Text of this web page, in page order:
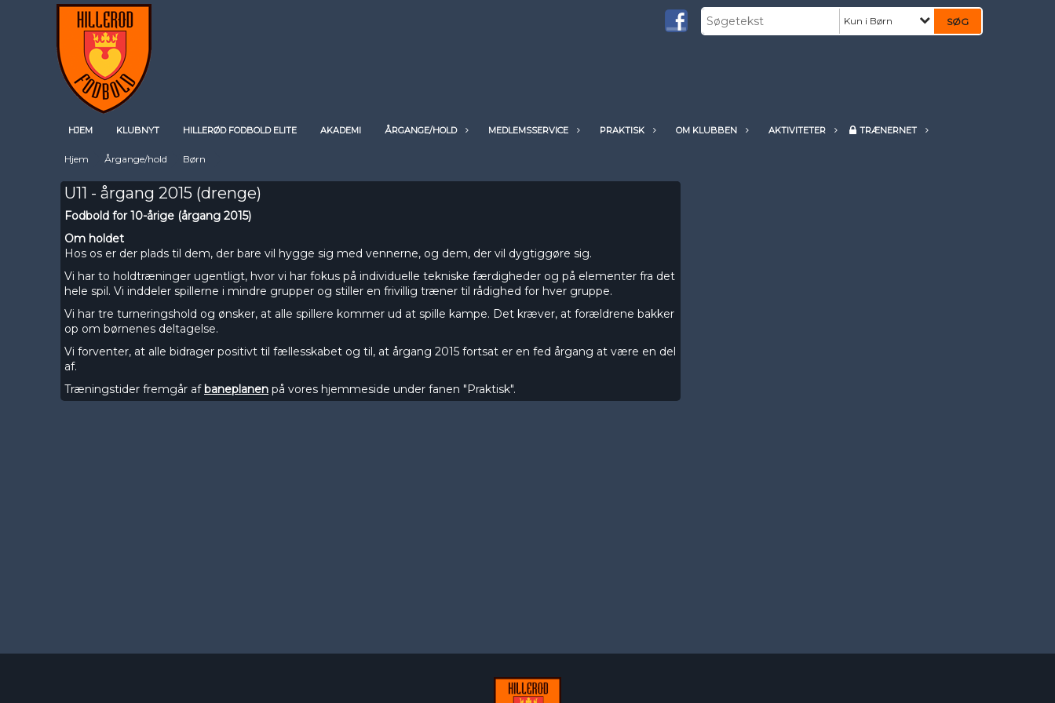
Kun i Børn
HJEM KLUBNYT HILLERØD FODBOLD ELITE AKADEMI ÅRGANGE/HOLD MEDLEMSSERVICE PRAKTISK OM KLUBBEN AKTIVITETER TRÆNERNET
Hjem Årgange/hold Børn
U11 - årgang 2015 (drenge)
Fodbold for 10-årige (årgang 2015)
Om holdet
Hos os er der plads til dem, der bare vil hygge sig med vennerne, og dem, der vil dygtiggøre sig.
Vi har to holdtræninger ugentligt, hvor vi har fokus på individuelle tekniske færdigheder og på elementer fra det
hele spil. Vi inddeler spillerne i mindre grupper og stiller en frivillig træner til rådighed for hver gruppe.
Vi har tre turneringshold og ønsker, at alle spillere kommer ud at spille kampe. Det kræver, at forældrene bakker
op om børnenes deltagelse.
Vi forventer, at alle bidrager positivt til fællesskabet og til, at årgang 2015 fortsat er en fed årgang at være en del
af.
Træningstider fremgår afbaneplanen på vores hjemmeside under fanen "Praktisk".